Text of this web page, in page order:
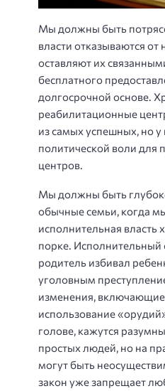
Мы должны быть
власти отказываются от
оставляют их
бесплатного
долгосрочной основе.
реабилитационные
из самых успешных, но
политической воли для
центров.
Мы должны быть
обычные семьи, когда
исполнительная власть
порке. Исполнительный
родитель избивал
уголовным
изменения, включающие
использование
голове, кажутся
простых людей, но на
могут быть
закон уже запрещает